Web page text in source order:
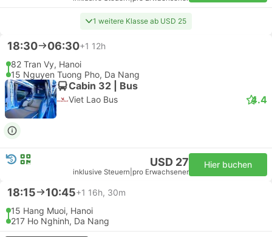
1 weitere Klasse ab USD 25
18:30 06:30+1 12h
82 Tran Vy, Hanoi
15 Nguyen Tuong Pho, Da Nang
Cabin 32 | Bus
Viet Lao Bus 4.4
USD 27
inklusive Steuern pro Erwachsener
Hier buchen
18:15 10:45+1 16h, 30m
15 Hang Muoi, Hanoi
217 Ho Nghinh, Da Nang